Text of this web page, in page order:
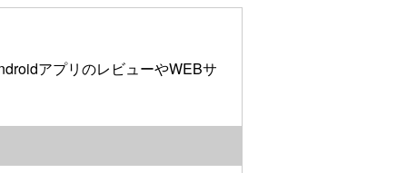
アプリのレビューやWEBサ